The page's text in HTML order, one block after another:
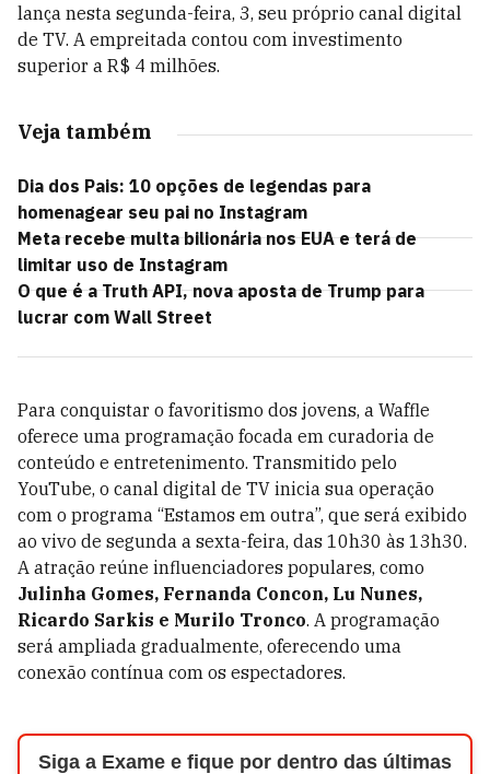
lança nesta segunda-feira, 3, seu próprio canal digital
de TV. A empreitada contou com investimento
superior a R$ 4 milhões.
Veja também
Dia dos Pais: 10 opções de legendas para
homenagear seu pai no Instagram
Meta recebe multa bilionária nos EUA e terá de
limitar uso de Instagram
O que é a Truth API, nova aposta de Trump para
lucrar com Wall Street
Para conquistar o favoritismo dos jovens, a Waffle
oferece uma programação focada em curadoria de
conteúdo e entretenimento. Transmitido pelo
YouTube, o canal digital de TV inicia sua operação
com o programa “Estamos em outra”, que será exibido
ao vivo de segunda a sexta-feira, das 10h30 às 13h30.
A atração reúne influenciadores populares, como
Julinha Gomes, Fernanda Concon, Lu Nunes,
Ricardo Sarkis e Murilo Tronco. A programação
será ampliada gradualmente, oferecendo uma
conexão contínua com os espectadores.
Siga a Exame e fique por dentro das últimas